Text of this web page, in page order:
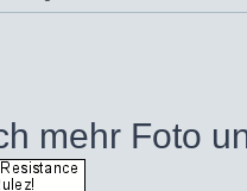
mehr Foto